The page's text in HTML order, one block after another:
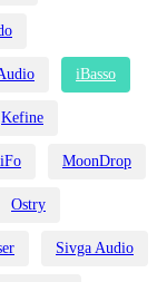
iBasso
Kefine
MoonDrop
Ostry
Sivga Audio